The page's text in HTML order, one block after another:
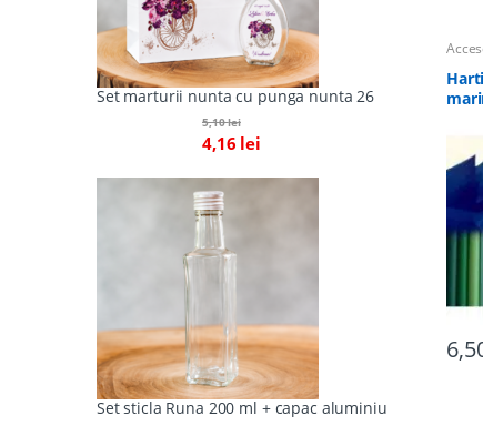
nunta
Set marturii nunta cu punga nunta 26
4,16 lei
5,10lei
Set sticla Runa 200 ml + capac aluminiu